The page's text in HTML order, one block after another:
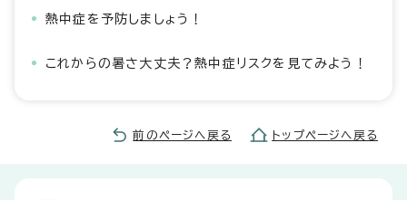
熱中症を予防しましょう！
これからの暑さ大丈夫？熱中症リスクを見てみよう！
前のページへ戻る トップページへ戻る